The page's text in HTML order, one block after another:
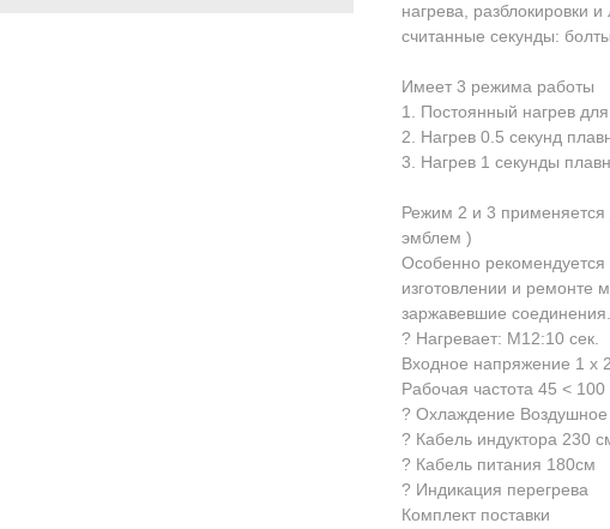
нагрева, разблокировки
считанные секунды:
Имеет 3 режима работы
1. Постоянный нагрев для
2. Нагрев 0.5 секунд
3. Нагрев 1 секунды
Режим 2 и 3 применяется
эмблем )
Особенно
изготовлении и ремонте
заржавевшие соединения.
? Нагревает: М12:10 сек.
Входное напряжение 1 х
Рабочая частота 45 < 100
? Охлаждение Воздушное
? Кабель индуктора 230
? Кабель питания 180см
? Индикация перегрева
Комплект поставки